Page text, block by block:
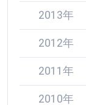
2013年
2012年
2011年
2010年